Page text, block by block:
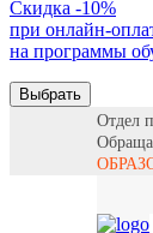
Cкидка -10%
при онлайн-
на программы
Выбрать
Отдел